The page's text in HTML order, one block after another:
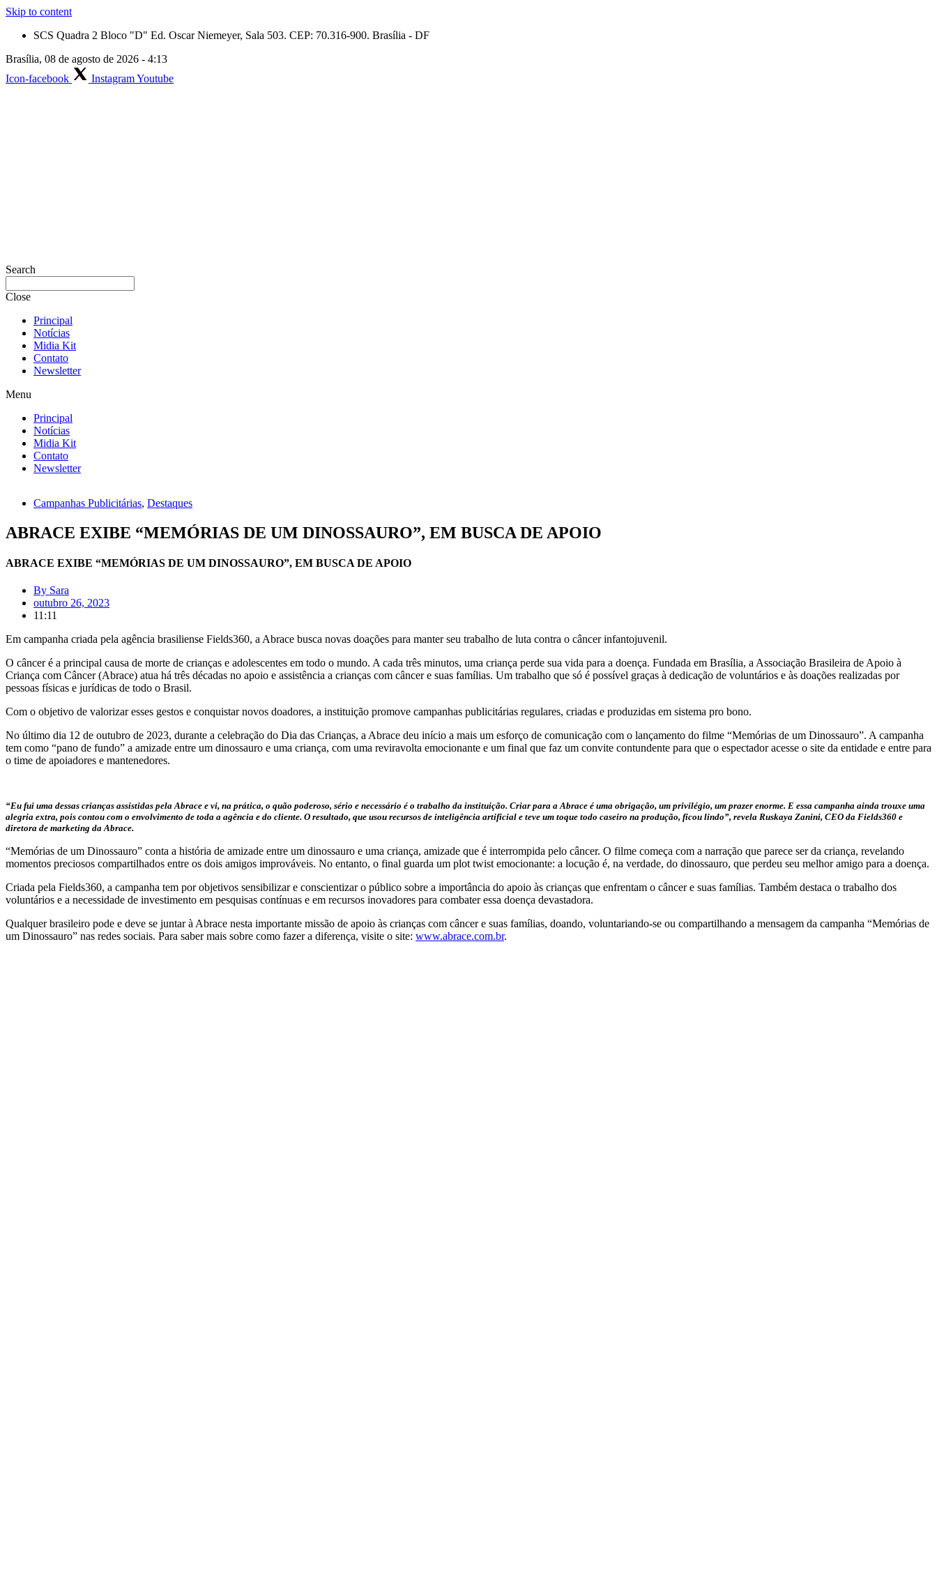
Skip to content
SCS Quadra 2 Bloco "D" Ed. Oscar Niemeyer, Sala 503. CEP: 70.316-900. Brasília - DF
Brasília, 08 de agosto de 2026 - 4:13
Icon-facebook
InstagramYoutube
Search
Close
Principal
Notícias
Midia Kit
Contato
Newsletter
Menu
Principal
Notícias
Midia Kit
Contato
Newsletter
Campanhas Publicitárias, Destaques
ABRACE EXIBE “MEMÓRIAS DE UM DINOSSAURO”, EM BUSCA DE APOIO
ABRACE EXIBE “MEMÓRIAS DE UM DINOSSAURO”, EM BUSCA DE APOIO
By Sara
outubro 26, 2023
11:11
Em campanha criada pela agência brasiliense Fields360, a Abrace busca novas doações para manter seu trabalho de luta contra o câncer infantojuvenil.
O câncer é a principal causa de morte de crianças e adolescentes em todo o mundo. A cada três minutos, uma criança perde sua vida para a doença. Fundada em Brasília, a Associação Brasileira de Apoio à
Criança com Câncer (Abrace) atua há três décadas no apoio e assistência a crianças com câncer e suas famílias. Um trabalho que só é possível graças à dedicação de voluntários e às doações realizadas por
pessoas físicas e jurídicas de todo o Brasil.
Com o objetivo de valorizar esses gestos e conquistar novos doadores, a instituição promove campanhas publicitárias regulares, criadas e produzidas em sistema pro bono.
No último dia 12 de outubro de 2023, durante a celebração do Dia das Crianças, a Abrace deu início a mais um esforço de comunicação com o lançamento do filme “Memórias de um Dinossauro”. A campanha
tem como “pano de fundo” a amizade entre um dinossauro e uma criança, com uma reviravolta emocionante e um final que faz um convite contundente para que o espectador acesse o site da entidade e entre para
o time de apoiadores e mantenedores.
“Eu fui uma dessas crianças assistidas pela Abrace e vi, na prática, o quão poderoso, sério e necessário é o trabalho da instituição. Criar para a Abrace é uma obrigação, um privilégio, um prazer enorme. E essa campanha ainda trouxe uma
alegria extra, pois contou com o envolvimento de toda a agência e do cliente. O resultado, que usou recursos de inteligência artificial e teve um toque todo caseiro na produção, ficou lindo”, revela Ruskaya Zanini, CEO da Fields360 e
diretora de marketing da Abrace.
“Memórias de um Dinossauro” conta a história de amizade entre um dinossauro e uma criança, amizade que é interrompida pelo câncer. O filme começa com a narração que parece ser da criança, revelando
momentos preciosos compartilhados entre os dois amigos improváveis. No entanto, o final guarda um plot twist emocionante: a locução é, na verdade, do dinossauro, que perdeu seu melhor amigo para a doença.
Criada pela Fields360, a campanha tem por objetivos sensibilizar e conscientizar o público sobre a importância do apoio às crianças que enfrentam o câncer e suas famílias. Também destaca o trabalho dos
voluntários e a necessidade de investimento em pesquisas contínuas e em recursos inovadores para combater essa doença devastadora.
Qualquer brasileiro pode e deve se juntar à Abrace nesta importante missão de apoio às crianças com câncer e suas famílias, doando, voluntariando-se ou compartilhando a mensagem da campanha “Memórias de
um Dinossauro” nas redes sociais. Para saber mais sobre como fazer a diferença, visite o site: www.abrace.com.br.